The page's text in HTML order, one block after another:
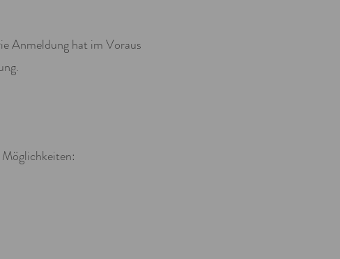
Anmeldung hat im Voraus